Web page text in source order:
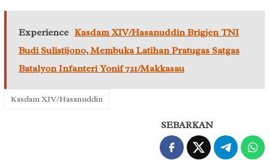
Experience Kasdam XIV/Hasanuddin Brigjen TNI
Budi Sulistijono, Membuka Latihan Pratugas Satgas
Batalyon Infanteri Yonif 721/Makkasau
Kasdam XIV/Hasanuddin
SEBARKAN